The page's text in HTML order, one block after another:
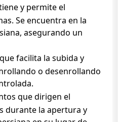
y permite el
Se encuentra en la
asegurando un
facilita la subida y
o desenrollando
que dirigen el
durante la apertura y